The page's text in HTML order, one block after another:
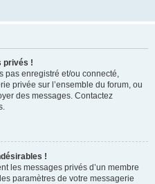
privés !
pas enregistré et/ou connecté,
privée sur l’ensemble du forum, ou
des messages. Contactez
!
les messages privés d’un membre
paramètres de votre messagerie